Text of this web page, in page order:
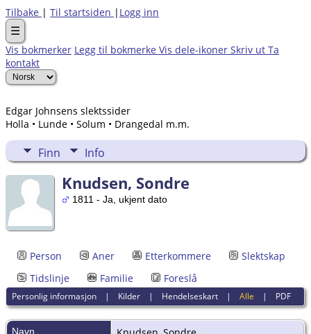
Tilbake | Til startsiden | Logg inn
☰
Vis bokmerker Legg til bokmerke Vis dele-ikoner Skriv ut Ta
kontakt
Edgar Johnsens slektssider
Holla • Lunde • Solum • Drangedal m.m.
Finn Info
Knudsen, Sondre
1811 - Ja, ukjent dato
Person Aner Etterkommere
Slektskap
Tidslinje
Familie Foreslå
Personlig informasjon | Kilder | Hendelseskart |Alle | PDF
Navn